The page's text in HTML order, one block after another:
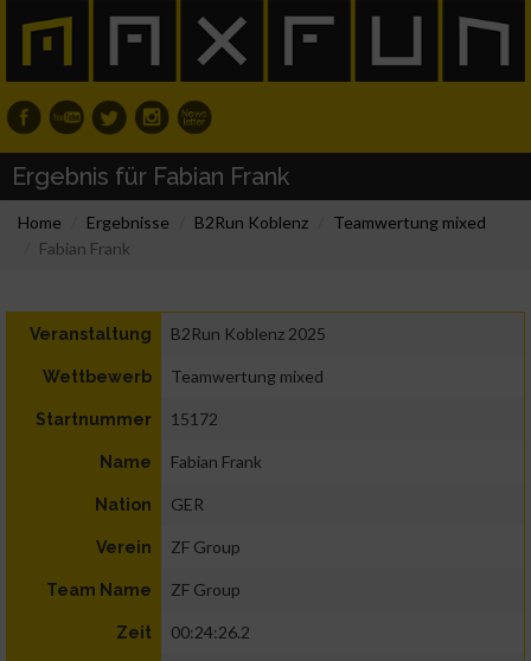
Ergebnis für Fabian Frank
Home Ergebnisse B2Run Koblenz
Teamwertung mixed
Fabian Frank
Veranstaltung B2Run Koblenz 2025
Wettbewerb Teamwertung mixed
Startnummer 15172
Name Fabian Frank
Nation GER
Verein ZF Group
Team Name ZF Group
Zeit 00:24:26.2